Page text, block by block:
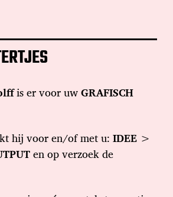
is er voor uwGRAFISCH
hij voor en/of met u: IDEE>
en op verzoek de